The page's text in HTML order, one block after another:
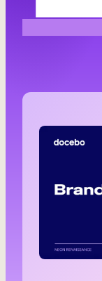
Aide à la
Formation
Formation